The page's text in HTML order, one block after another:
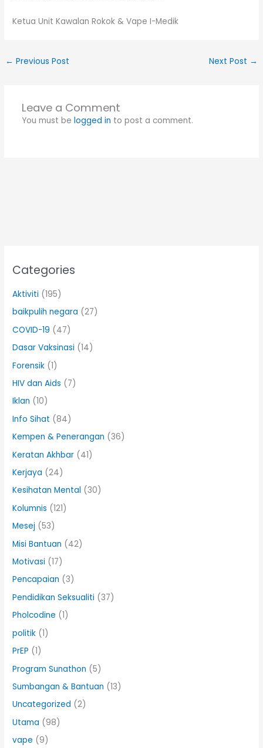
Ketua Unit Kawalan Rokok & Vape I-Medik
← Previous Post Next Post →
Leave a Comment
You must be logged in to post a comment.
Categories
Aktiviti (195)
baikpulih negara (27)
COVID-19 (47)
Dasar Vaksinasi (14)
Forensik (1)
HIV dan Aids (7)
Iklan (10)
Info Sihat (84)
Kempen & Penerangan (36)
Keratan Akhbar (41)
Kerjaya (24)
Kesihatan Mental (30)
Kolumnis (121)
Mesej (53)
Misi Bantuan (42)
Motivasi (17)
Pencapaian (3)
Pendidikan Seksualiti (37)
Pholcodine (1)
politik (1)
PrEP (1)
Program Sunathon (5)
Sumbangan & Bantuan (13)
Uncategorized (2)
Utama (98)
vape (9)